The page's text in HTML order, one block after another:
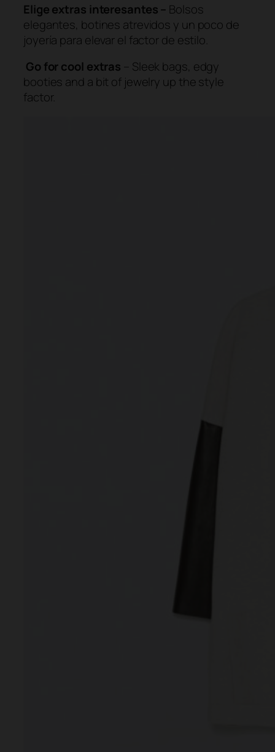
Elige extras interesantes – Bolsos
elegantes, botines atrevidos y un poco de
joyería para elevar el factor de estilo.
Go for cool extras – Sleek bags, edgy
booties and a bit of jewelry up the style
factor.